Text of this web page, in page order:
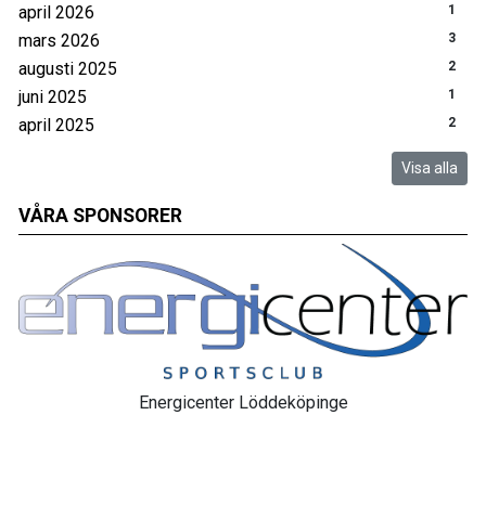
april 2026 1
mars 2026 3
augusti 2025 2
juni 2025 1
april 2025 2
Visa alla
VÅRA SPONSORER
Energicenter Löddeköpinge